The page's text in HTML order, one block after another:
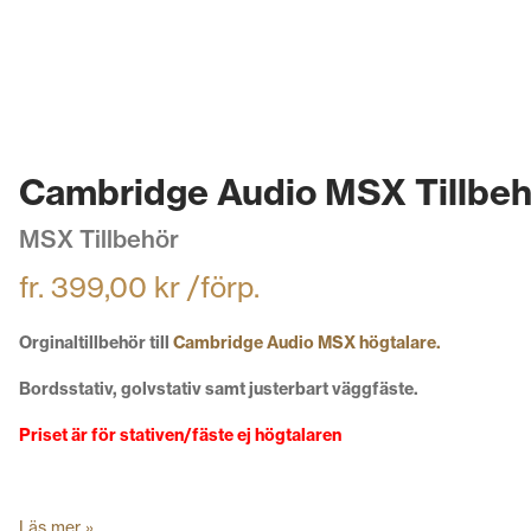
Cambridge Audio MSX
MSX Tillbehör
fr. 399,00 kr /förp.
Orginaltillbehör till Cambridge Audio MSX högtalare.
Bordsstativ, golvstativ samt justerbart väggfäste.
Priset är för stativen/fäste ej högtalaren